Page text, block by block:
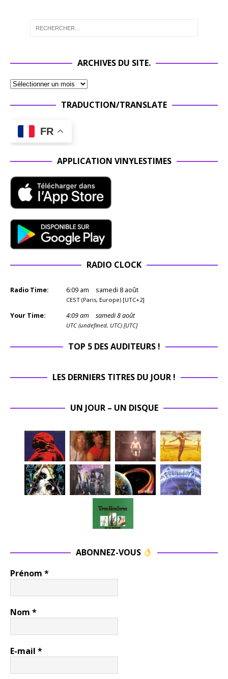
ARCHIVES DU SITE.
TRADUCTION/TRANSLATE
FR
APPLICATION VINYLESTIMES
RADIO CLOCK
Radio Time: 6:09 am samedi 8 août
CEST (Paris, Europe) [UTC+2]
Your Time: 4:09am samedi 8 août
UTC (undefined, UTC) [UTC]
TOP 5 DES AUDITEURS !
LES DERNIERS TITRES DU JOUR !
UN JOUR – UN DISQUE
ABONNEZ-VOUS
Prénom *
Nom *
E-mail *